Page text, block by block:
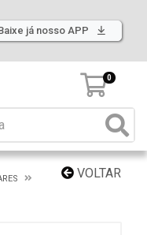
já nosso APP
0
VOLTAR